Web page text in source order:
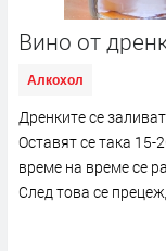
Вино от
Алкохол
Дренките се
Оставят се така 15-
време на време се
След това се